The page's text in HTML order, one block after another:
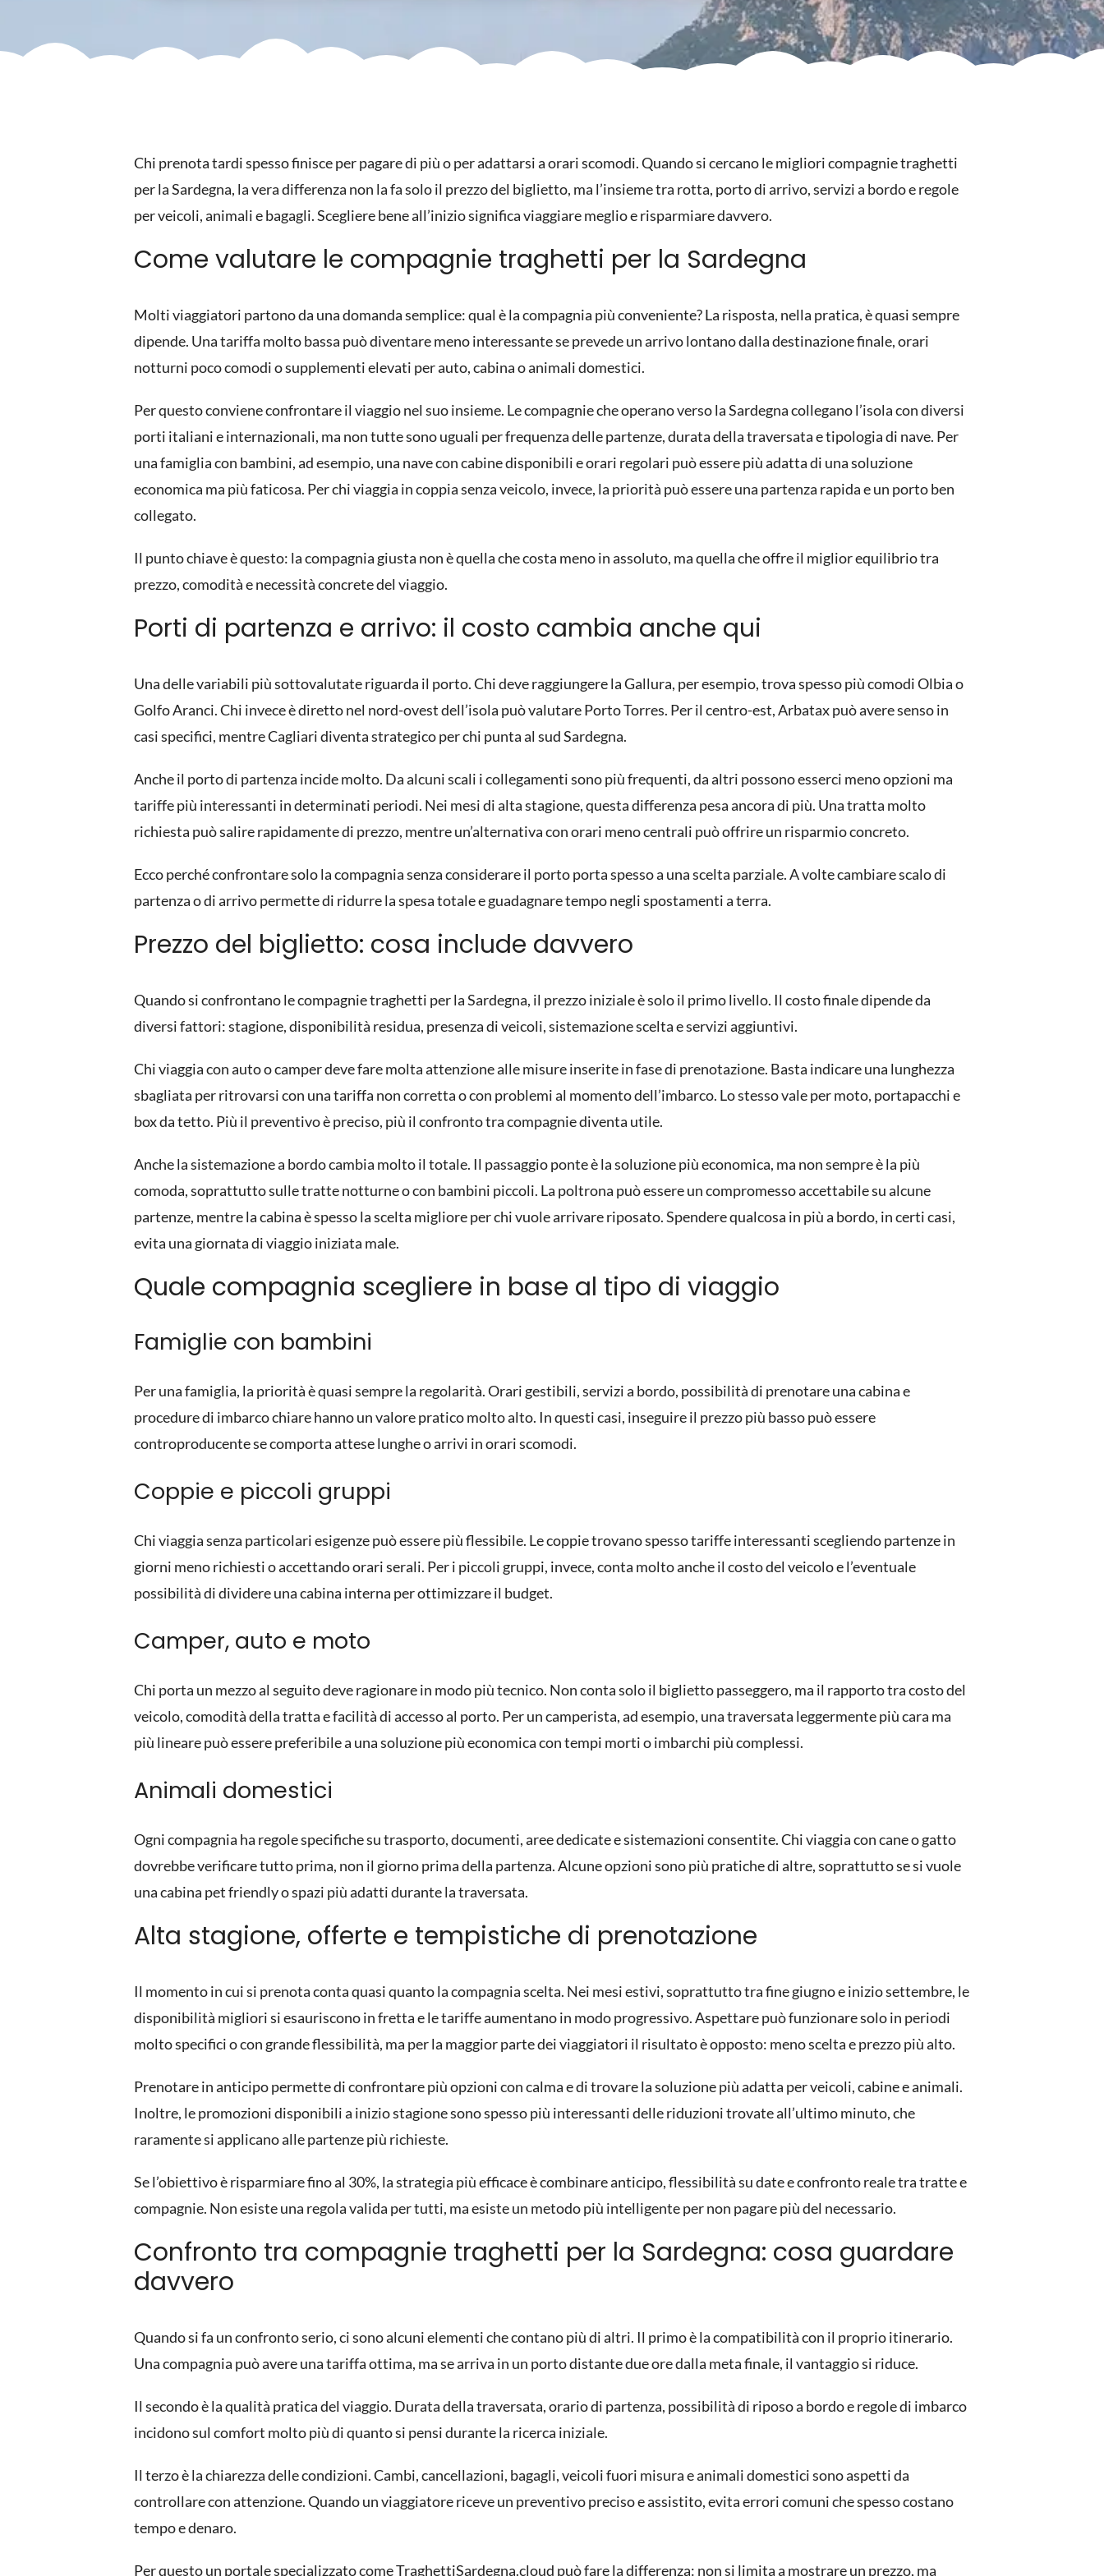
Chi prenota tardi spesso finisce per pagare di più o per adattarsi a orari scomodi. Quando si cercano le migliori compagnie traghetti
per la Sardegna, la vera differenza non la fa solo il prezzo del biglietto, ma l’insieme tra rotta, porto di arrivo, servizi a bordo e regole
per veicoli, animali e bagagli. Scegliere bene all’inizio significa viaggiare meglio e risparmiare davvero.
Come valutare le compagnie traghetti per la Sardegna
Molti viaggiatori partono da una domanda semplice: qual è la compagnia più conveniente? La risposta, nella pratica, è quasi sempre
dipende. Una tariffa molto bassa può diventare meno interessante se prevede un arrivo lontano dalla destinazione finale, orari
notturni poco comodi o supplementi elevati per auto, cabina o animali domestici.
Per questo conviene confrontare il viaggio nel suo insieme. Le compagnie che operano verso la Sardegna collegano l’isola con diversi
porti italiani e internazionali, ma non tutte sono uguali per frequenza delle partenze, durata della traversata e tipologia di nave. Per
una famiglia con bambini, ad esempio, una nave con cabine disponibili e orari regolari può essere più adatta di una soluzione
economica ma più faticosa. Per chi viaggia in coppia senza veicolo, invece, la priorità può essere una partenza rapida e un porto ben
collegato.
Il punto chiave è questo: la compagnia giusta non è quella che costa meno in assoluto, ma quella che offre il miglior equilibrio tra
prezzo, comodità e necessità concrete del viaggio.
Porti di partenza e arrivo: il costo cambia anche qui
Una delle variabili più sottovalutate riguarda il porto. Chi deve raggiungere la Gallura, per esempio, trova spesso più comodiOlbia o
Golfo Aranci. Chi invece è diretto nel nord-ovest dell’isola può valutare Porto Torres. Per il centro-est, Arbatax può avere senso in
casi specifici, mentre Cagliari diventa strategico per chi punta al sud Sardegna.
Anche il porto di partenza incide molto. Da alcuni scali i collegamenti sono più frequenti, da altri possono esserci meno opzioni ma
tariffe più interessanti in determinati periodi. Nei mesi di alta stagione, questa differenza pesa ancora di più. Una tratta molto
richiesta può salire rapidamente di prezzo, mentre un’alternativa con orari meno centrali può offrire un risparmio concreto.
Ecco perché confrontare solo la compagnia senza considerare il porto porta spesso a una scelta parziale. A volte cambiare scalo di
partenza o di arrivo permette di ridurre la spesa totale e guadagnare tempo negli spostamenti a terra.
Prezzo del biglietto: cosa include davvero
Quando si confrontano le compagnie traghetti per la Sardegna, il prezzo iniziale è solo il primo livello. Il costo finale dipende da
diversi fattori: stagione, disponibilità residua, presenza di veicoli, sistemazione scelta e servizi aggiuntivi.
Chi viaggia con auto o camper deve fare molta attenzione alle misure inserite in fase di prenotazione. Basta indicare una lunghezza
sbagliata per ritrovarsi con una tariffa non corretta o con problemi al momento dell’imbarco. Lo stesso vale per moto, portapacchi e
box da tetto. Più il preventivo è preciso, più il confronto tra compagnie diventa utile.
Anche la sistemazione a bordo cambia molto il totale. Il passaggio ponte è la soluzione più economica, ma non sempre è la più
comoda, soprattutto sulle tratte notturne o con bambini piccoli. La poltrona può essere un compromesso accettabile su alcune
partenze, mentre la cabina è spesso la scelta migliore per chi vuole arrivare riposato. Spendere qualcosa in più a bordo, in certi casi,
evita una giornata di viaggio iniziata male.
Quale compagnia scegliere in base al tipo di viaggio
Famiglie con bambini
Per una famiglia, la priorità è quasi sempre la regolarità. Orari gestibili, servizi a bordo, possibilità di prenotare una cabina e
procedure di imbarco chiare hanno un valore pratico molto alto. In questi casi, inseguire il prezzo più basso può essere
controproducente se comporta attese lunghe o arrivi in orari scomodi.
Coppie e piccoli gruppi
Chi viaggia senza particolari esigenze può essere più flessibile. Le coppie trovano spesso tariffe interessanti scegliendo partenze in
giorni meno richiesti o accettando orari serali. Per i piccoli gruppi, invece, conta molto anche il costo del veicolo e l’eventuale
possibilità di dividere una cabina interna per ottimizzare il budget.
Camper, auto e moto
Chi porta un mezzo al seguito deve ragionare in modo più tecnico. Non conta solo il biglietto passeggero, ma il rapporto tra costo del
veicolo, comodità della tratta e facilità di accesso al porto. Per un camperista, ad esempio, una traversata leggermente più cara ma
più lineare può essere preferibile a una soluzione più economica con tempi morti o imbarchi più complessi.
Animali domestici
Ogni compagnia ha regole specifiche su trasporto, documenti, aree dedicate e sistemazioni consentite. Chi viaggia concane o gatto
dovrebbe verificare tutto prima, non il giorno prima della partenza. Alcune opzioni sono più pratiche di altre, soprattutto se si vuole
una cabina pet friendly o spazi più adatti durante la traversata.
Alta stagione, offerte e tempistiche di prenotazione
Il momento in cuisi prenotaconta quasi quanto la compagnia scelta. Nei mesi estivi, soprattutto tra fine giugno e inizio settembre, le
disponibilità migliori si esauriscono in fretta e le tariffe aumentano in modo progressivo. Aspettare può funzionare solo in periodi
molto specifici o con grande flessibilità, ma per la maggior parte dei viaggiatori il risultato è opposto: meno scelta e prezzo più alto.
Prenotare in anticipo permette di confrontare più opzioni con calma e di trovare la soluzione più adatta per veicoli, cabine e animali.
Inoltre, le promozioni disponibili a inizio stagione sono spesso più interessanti delle riduzioni trovate all’ultimo minuto, che
raramente si applicano alle partenze più richieste.
Se l’obiettivo è risparmiare fino al 30%, la strategia più efficace è combinare anticipo, flessibilità su date e confronto reale tra tratte e
compagnie. Non esiste una regola valida per tutti, ma esiste un metodo più intelligente per non pagare più del necessario.
Confronto tra compagnie traghetti per la Sardegna: cosa guardare
davvero
Quando si fa un confronto serio, ci sono alcuni elementi che contano più di altri. Il primo è la compatibilità con il proprio itinerario.
Una compagnia può avere una tariffa ottima, ma se arriva in un porto distante due ore dalla meta finale, il vantaggio si riduce.
Il secondo è la qualità pratica del viaggio. Durata della traversata, orario di partenza, possibilità di riposo a bordo e regole di imbarco
incidono sul comfort molto più di quanto si pensi durante la ricerca iniziale.
Il terzo è la chiarezza delle condizioni. Cambi, cancellazioni, bagagli, veicoli fuori misura e animali domestici sono aspetti da
controllare con attenzione. Quando un viaggiatore riceve un preventivo preciso e assistito, evita errori comuni che spesso costano
tempo e denaro.
Per questo un portale specializzato come TraghettiSardegna.cloud può fare la differenza: non si limita a mostrare un prezzo, ma